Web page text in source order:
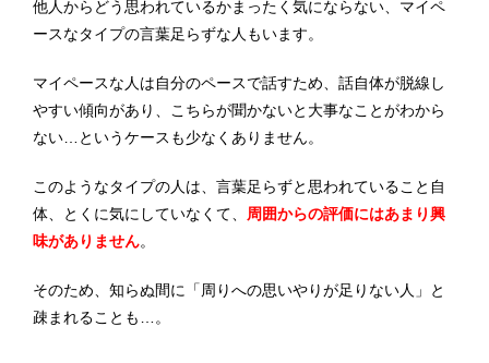
他人からどう思われているかまったく気にならない、マイペ
ースなタイプの言葉足らずな人もいます。
マイペースな人は自分のペースで話すため、話自体が脱線し
やすい傾向があり、こちらが聞かないと大事なことがわから
ない…というケースも少なくありません。
このようなタイプの人は、言葉足らずと思われていること自
体、とくに気にしていなくて、 周囲からの評価にはあまり興
味がありません。
そのため、知らぬ間に「周りへの思いやりが足りない人」と
疎まれることも…。